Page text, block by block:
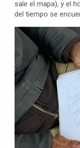
sale el mapa), y el
del tiempo se